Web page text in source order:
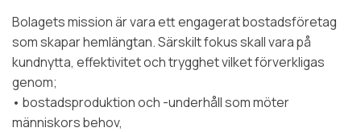
Bolagets mission är vara ett engagerat bostadsföretag
som skapar hemlängtan. Särskilt fokus skall vara på
kundnytta, effektivitet och trygghet vilket förverkligas
genom;
• bostadsproduktion och -underhåll som möter
människors behov,